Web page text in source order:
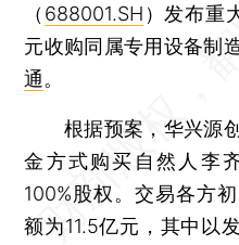
（ 688001.SH ）发布重
元收购同属专用设备制
通。
根据预案，华兴源创
金方式购买自然人李
100%股权。交易各方
额为11.5亿元，其中以